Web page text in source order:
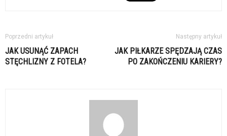
Poprzedni artykuł
JAK USUNĄĆ ZAPACH
STĘCHLIZNY Z FOTELA?
Następny artykuł
JAK PIŁKARZE SPĘDZAJĄ CZAS
PO ZAKOŃCZENIU KARIERY?